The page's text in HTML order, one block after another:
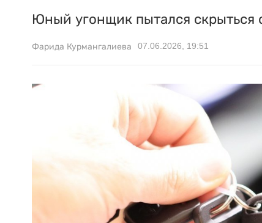
Юный угонщик пытался скрыться
Фарида Курмангалиева 07.06.2026, 19:51